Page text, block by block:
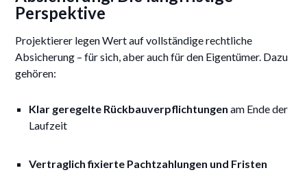
Perspektive
Projektierer legen Wert auf vollständige rechtliche
Absicherung – für sich, aber auch für den Eigentümer. Dazu
gehören:
Klar geregelte Rückbauverpflichtungen am Ende der
Laufzeit
Vertraglich fixierte Pachtzahlungen und Fristen